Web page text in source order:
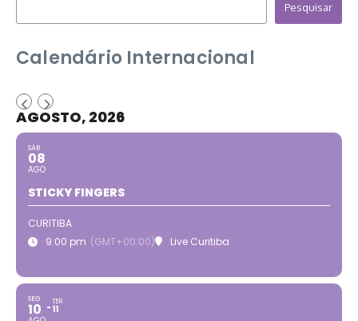
Pesquisar
Calendário Internacional
AGOSTO, 2026
SÁB
08
AGO
STICKY FINGERS
CURITIBA
9:00 pm (GMT+00:00) Live Curitiba
SEG
10 TER
11